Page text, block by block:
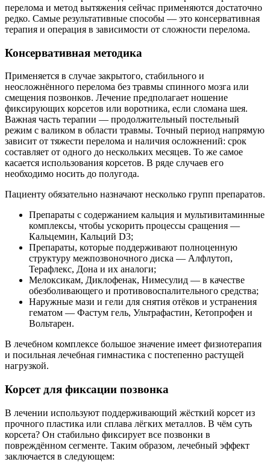
перелома и метод вытяжения сейчас применяются достаточно
редко. Самые результативные способы — это консервативная
терапия и операция в зависимости от сложности перелома.
Консервативная методика
Применяется в случае закрытого, стабильного и
неосложнённого перелома без травмы спинного мозга или
смещения позвонков. Лечение предполагает ношение
фиксирующих корсетов или воротника, если сломана шея.
Важная часть терапии — продолжительный постельный
режим с валиком в области травмы. Точный период напрямую
зависит от тяжести перелома и наличия осложнений: срок
составляет от одного до нескольких месяцев. То же самое
касается использования корсетов. В ряде случаев его
необходимо носить до полугода.
Пациенту обязательно назначают несколько групп препаратов.
Препараты с содержанием кальция и мультивитаминные
комплексы, чтобы ускорить процессы сращения —
Кальцемин, Кальций D3;
Препараты, которые поддерживают полноценную
структуру межпозвоночного диска — Алфлутоп,
Терафлекс, Дона и их аналоги;
Мелоксикам, Диклофенак, Нимесулид — в качестве
обезболивающего и противовоспалительного средства;
Наружные мази и гели для снятия отёков и устранения
гематом — Фастум гель, Ультрафастин, Кетопрофен и
Вольтарен.
В лечебном комплексе большое значение имеет физиотерапия
и посильная лечебная гимнастика с постепенно растущей
нагрузкой.
Корсет для фиксации позвонка
В лечении используют поддерживающий жёсткий корсет из
прочного пластика или сплава лёгких металлов. В чём суть
корсета? Он стабильно фиксирует все позвонки в
повреждённом сегменте. Таким образом, лечебный эффект
заключается в следующем: